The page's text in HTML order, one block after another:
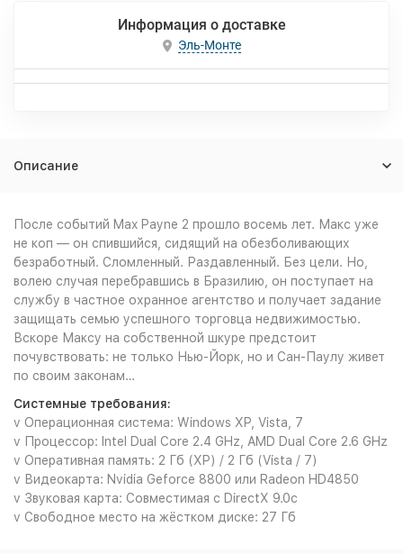
Информация о доставке
Эль-Монте
Описание
После событий Max Payne 2 прошло восемь лет. Макс уже
не коп — он спившийся, сидящий на обезболивающих
безработный. Сломленный. Раздавленный. Без цели. Но,
волею случая перебравшись в Бразилию, он поступает на
службу в частное охранное агентство и получает задание
защищать семью успешного торговца недвижимостью.
Вскоре Максу на собственной шкуре предстоит
почувствовать: не только Нью-Йорк, но и Сан-Паулу живет
по своим законам…
Системные требования:
v Операционная система: Windows XP, Vista, 7
v Процессор: Intel Dual Core 2.4 GHz, AMD Dual Core 2.6 GHz
v Оперативная память: 2 Гб (XP) / 2 Гб (Vista / 7)
v Видеокарта: Nvidia Geforce 8800 или Radeon HD4850
v Звуковая карта: Совместимая с DirectX 9.0c
v Свободное место на жёстком диске: 27 Гб